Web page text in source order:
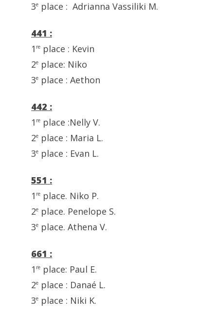
3e place : Adrianna Vassiliki M.
441 :
1 re place : Kevin
2e place: Niko
3e place : Aethon
442 :
1 re place :Nelly V.
2e place : Maria L.
3e place : Evan L.
551 :
1 re place. Niko P.
2e place. Penelope S.
3e place. Athena V.
661 :
1 re place: Paul E.
2e place : Danaé L.
3e place : Niki K.